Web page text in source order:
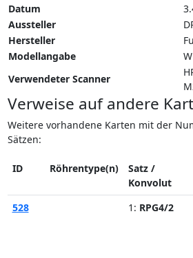
Datum
Aussteller
Hersteller
Modellangabe
Verwendeter Scanner
Verweise auf andere
Weitere vorhandene Karten mit der
Sätzen:
ID Röhrentype(n)
Satz /
Konvolut
528 1: RPG4/2